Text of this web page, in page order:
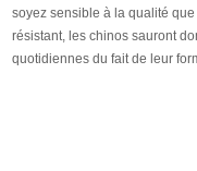
soyez sensible à la qualité
résistant, les chinos sauront
quotidiennes du fait de leur